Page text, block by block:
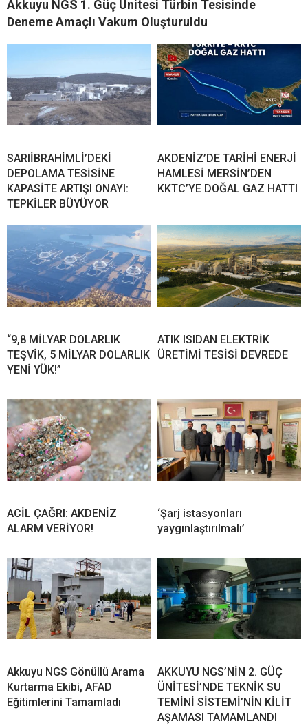
Akkuyu NGS 1. Güç Ünitesi Türbin Tesisinde
Deneme Amaçlı Vakum Oluşturuldu
SARIİBRAHİMLİ’DEKİ
DEPOLAMA TESİSİNE
KAPASİTE ARTIŞI ONAYI:
TEPKİLER BÜYÜYOR
AKDENİZ’DE TARİHİ ENERJİ
HAMLESİ MERSİN’DEN
KKTC’YE DOĞAL GAZ HATTI
“9,8 MİLYAR DOLARLIK
TEŞVİK, 5 MİLYAR DOLARLIK
YENİ YÜK!”
ATIK ISIDAN ELEKTRİK
ÜRETİMİ TESİSİ DEVREDE
ACİL ÇAĞRI: AKDENİZ
ALARM VERİYOR!
‘Şarj istasyonları
yaygınlaştırılmalı’
Akkuyu NGS Gönüllü Arama
Kurtarma Ekibi, AFAD
Eğitimlerini Tamamladı
AKKUYU NGS’NİN 2. GÜÇ
ÜNİTESİ’NDE TEKNİK SU
TEMİNİ SİSTEMİ’NİN KİLİT
AŞAMASI TAMAMLANDI